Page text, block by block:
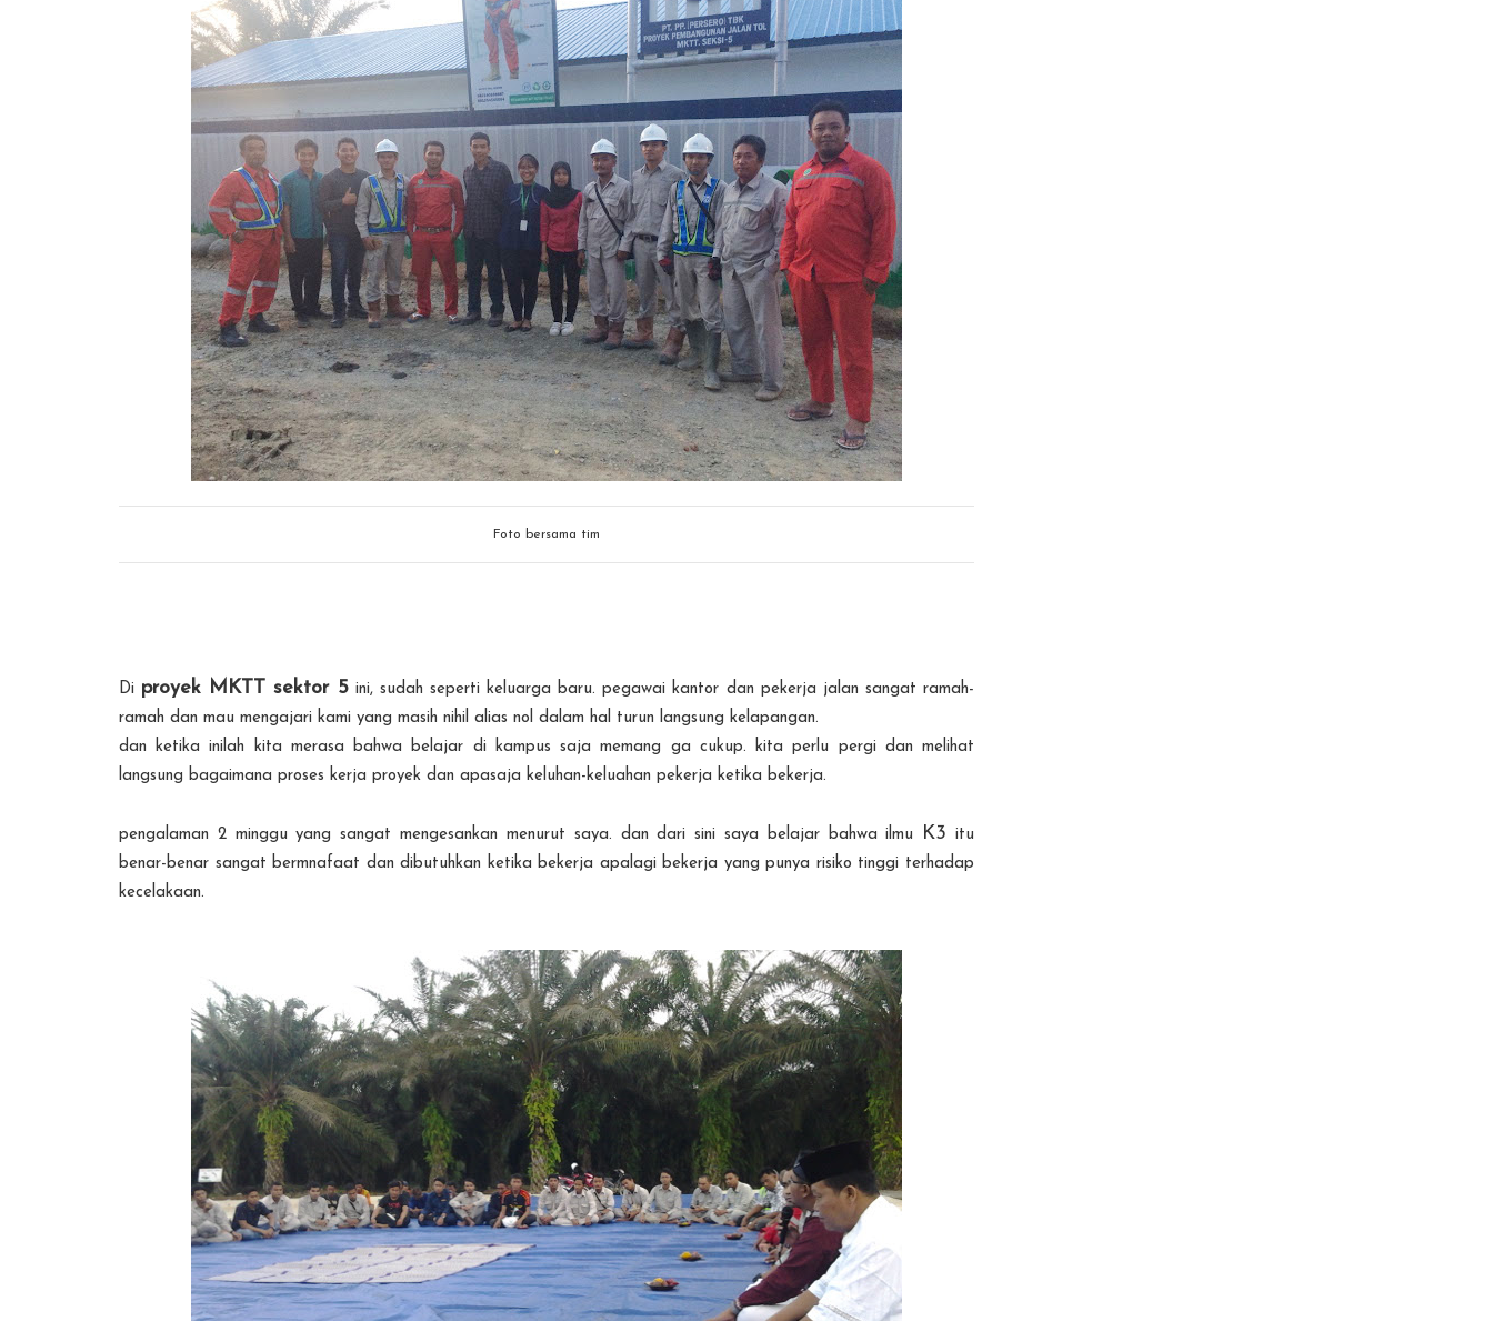
Foto bersama tim
Di proyek MKTT sektor 5ini, sudah seperti keluarga baru. pegawai kantor dan pekerja jalan sangat ramah-
ramah dan mau mengajari kami yang masih nihil alias nol dalam hal turun langsung kelapangan.
dan ketika inilah kita merasa bahwa belajar di kampus saja memang ga cukup. kita perlu pergi dan melihat
langsung bagaimana proses kerja proyek dan apasaja keluhan-keluahan pekerja ketika bekerja.
pengalaman 2 minggu yang sangat mengesankan menurut saya. dan dari sini saya belajar bahwa ilmu K3 itu
benar-benar sangat bermnafaat dan dibutuhkan ketika bekerja apalagi bekerja yang punya risiko tinggi terhadap
kecelakaan.